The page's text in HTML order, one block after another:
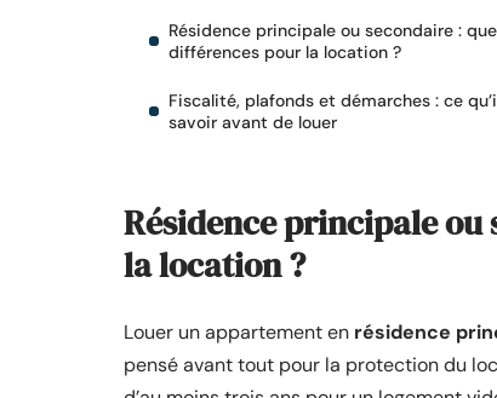
Résidence principale ou secondaire :
différences pour la location ?
Fiscalité, plafonds et démarches : ce
savoir avant de louer
Résidence principale
la location ?
Louer un appartement en résidence
pensé avant tout pour la protection du